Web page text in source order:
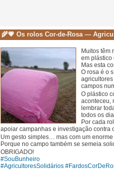
🌾💗 Os rolos Cor-de-Rosa —
Muitos têm
em plástico
Mas esta
O rosa é o
campos
O plástico
aconteceu,
lembrar
todos os
Por cada
apoiar campanhas e investigação contra
Um gesto simples… mas com um
Porque no campo também se semeia
OBRIGADO!
#SouBunheiro
#AgricultoresSolidários